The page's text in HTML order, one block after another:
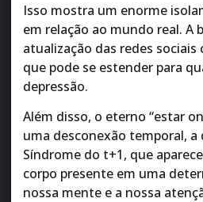
Isso mostra um enorme
em relação ao mundo real. A
atualização das redes sociais
que pode se estender para
depressão.
Além disso, o eterno “estar
uma desconexão temporal, a
Síndrome do t+1, que
corpo presente em uma
nossa mente e a nossa